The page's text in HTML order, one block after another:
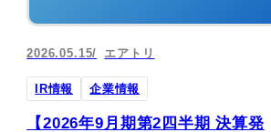
【2026年9月期第2四半期 決算発
2026.05.15 エアトリ
IR情報 企業情報